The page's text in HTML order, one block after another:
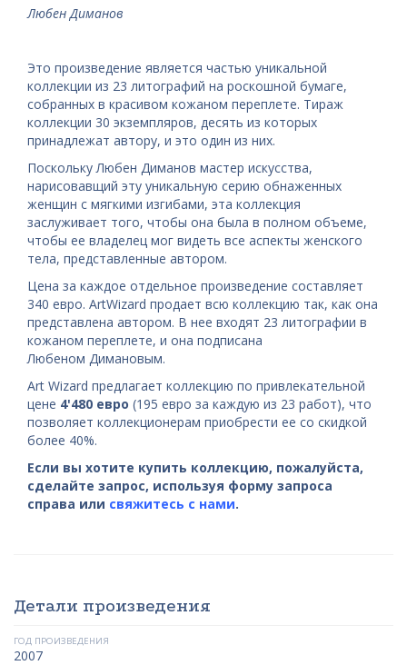
Любен Диманов
Это произведение является частью уникальной
коллекции из 23 литографий на роскошной бумаге,
собранных в красивом кожаном переплете. Тираж
коллекции 30 экземпляров, десять из которых
принадлежат автору, и это один из них.
Поскольку Любен Диманов мастер искусства,
нарисовавщий эту уникальную серию обнаженных
женщин с мягкими изгибами, эта коллекция
заслуживает того, чтобы она была в полном объеме,
чтобы ее владелец мог видеть все аспекты женского
тела, представленные автором.
Цена за каждое отдельное произведение составляет
340 евро. ArtWizard продает всю коллекцию так, как она
представлена автором. В нее входят 23 литографии в
кожаном переплете, и она подписана
Любеном Димановым.
Art Wizard предлагает коллекцию по привлекательной
цене 4'480 евро (195 евро за каждую из 23 работ), что
позволяет коллекционерам приобрести ее со скидкой
более 40%.
Если вы хотите купить коллекцию, пожалуйста,
сделайте запрос, используя форму запроса
справа или свяжитесь с нами.
Детали произведения
ГОД ПРОИЗВЕДЕНИЯ
2007